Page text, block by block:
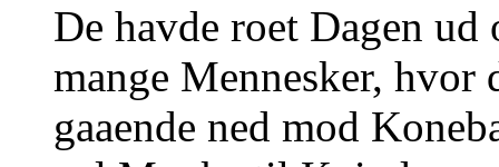
De havde roet Dagen
mange Mennesker,
gaaende ned mod